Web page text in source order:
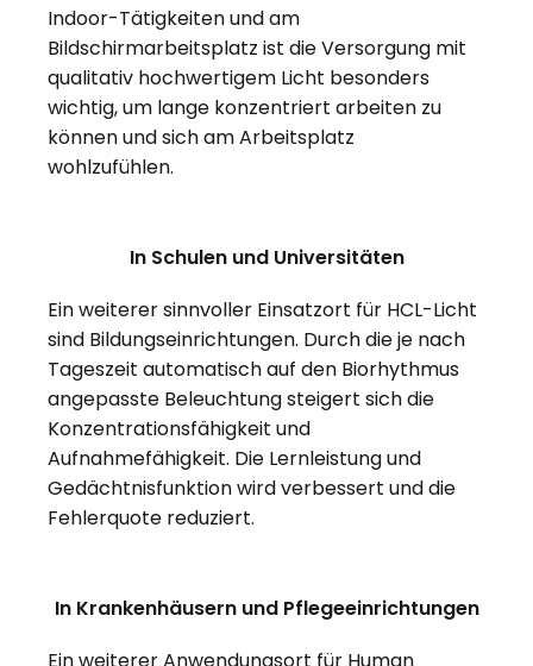
Indoor-Tätigkeiten und am
Bildschirmarbeitsplatz ist die Versorgung mit
qualitativ hochwertigem Licht besonders
wichtig, um lange konzentriert arbeiten zu
können und sich am Arbeitsplatz
wohlzufühlen.
In Schulen und Universitäten
Ein weiterer sinnvoller Einsatzort für HCL-Licht
sind Bildungseinrichtungen. Durch die je nach
Tageszeit automatisch auf den Biorhythmus
angepasste Beleuchtung steigert sich die
Konzentrationsfähigkeit und
Aufnahmefähigkeit. Die Lernleistung und
Gedächtnisfunktion wird verbessert und die
Fehlerquote reduziert.
In Krankenhäusern und Pflegeeinrichtungen
Ein weiterer Anwendungsort für Human